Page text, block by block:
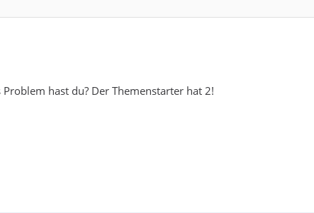
Problem hast du? Der Themenstarter hat 2!